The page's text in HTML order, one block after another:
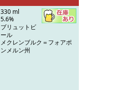
330 ml
5.6%
ブリュットビ
ール
メクレンブルク＝フォアポ
ンメルン州